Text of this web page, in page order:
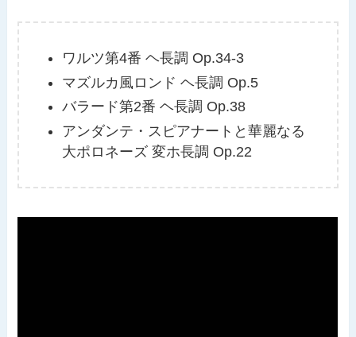
ワルツ第4番 ヘ長調 Op.34-3
マズルカ風ロンド ヘ長調 Op.5
バラード第2番 ヘ長調 Op.38
アンダンテ・スピアナートと華麗なる
大ポロネーズ 変ホ長調 Op.22